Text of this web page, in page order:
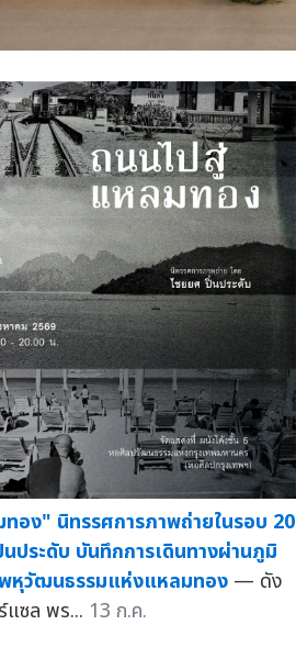
อง" นิทรรศการภาพถ่ายในรอบ 20
ประดับ บันทึกการเดินทางผ่านภูมิ
หุวัฒนธรรมแห่งแหลมทอง — ดัง
แซล พร... 13 ก.ค.